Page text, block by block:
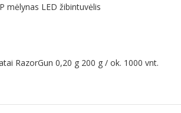
mėlynas LED žibintuvėlis
RazorGun 0,20 g 200 g / ok. 1000 vnt.